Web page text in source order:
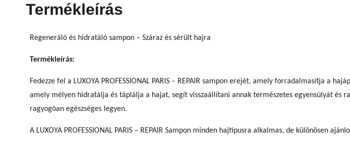
Termékleírás
Regeneráló és hidratáló sampon – Száraz és sérült hajra
Termékleírás:
Fedezze fel a LUXOYA PROFESSIONAL PARIS – REPAIR sampon erejét, amely forradalmasítja a
amely mélyen hidratálja és táplálja a hajat, segít visszaállítani annak természetes egyensúlyát és
ragyogóan egészséges legyen.
A LUXOYA PROFESSIONAL PARIS – REPAIR Sampon minden hajtípusra alkalmas, de különösen